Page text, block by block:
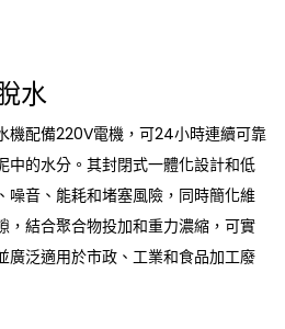
水
機配備220V電機，可24小時連續可靠
中的水分。其封閉式一體化設計和低
噪音、能耗和堵塞風險，同時簡化維
，結合聚合物投加和重力濃縮，可實
廣泛適用於市政、工業和食品加工廢